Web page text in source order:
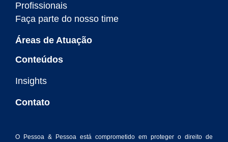
Profissionais
Faça parte do nosso time
Áreas de Atuação
Conteúdos
Insights
Contato
O Pessoa & Pessoa está comprometido em proteger o direito de